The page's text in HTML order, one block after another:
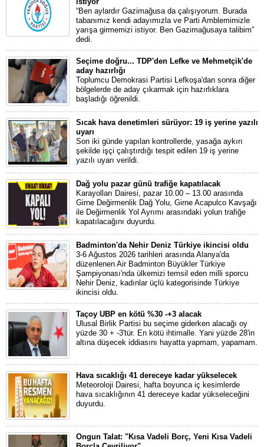
“Ben aylardır Gazimağusa da çalışıyorum. Burada
tabanımız kendi adayımızla ve Parti Amblemimizle
yarışa girmemizi istiyor. Ben Gazimağusaya talibim”
dedi.
Seçime doğru... TDP'den Lefke ve Mehmetçik'de
aday hazırlığı
Toplumcu Demokrasi Partisi Lefkoşa'dan sonra diğer
bölgelerde de aday çıkarmak için hazırlıklara
başladığı öğrenildi.
Sıcak hava denetimleri sürüyor: 19 iş yerine yazılı
uyarı
Son iki günde yapılan kontrollerde, yasağa aykırı
şekilde işçi çalıştırdığı tespit edilen 19 iş yerine
yazılı uyarı verildi.
Dağ yolu pazar günü trafiğe kapatılacak
Karayolları Dairesi, pazar 10.00 – 13.00 arasında
Girne Değirmenlik Dağ Yolu, Girne Acapulco Kavşağı
ile Değirmenlik Yol Ayrımı arasındaki yolun trafiğe
kapatılacağını duyurdu.
Badminton'da Nehir Deniz Türkiye ikincisi oldu
3-6 Ağustos 2026 tarihleri arasında Alanya'da
düzenlenen Air Badminton Büyükler Türkiye
Şampiyonası'nda ülkemizi temsil eden milli sporcu
Nehir Deniz, kadınlar üçlü kategorisinde Türkiye
ikincisi oldu.
Taçoy UBP en kötü %30 -+3 alacak
Ulusal Birlik Partisi bu seçime giderken alacağı oy
yüzde 30 + -3'tür. En kötü ihtimalle. Yani yüzde 28'in
altına düşecek iddiasını hayatta yapmam, yapamam.
Hava sıcaklığı 41 dereceye kadar yükselecek
Meteoroloji Dairesi, hafta boyunca iç kesimlerde
hava sıcaklığının 41 dereceye kadar yükseleceğini
duyurdu.
Ongun Talat: "Kısa Vadeli Borç, Yeni Kısa Vadeli